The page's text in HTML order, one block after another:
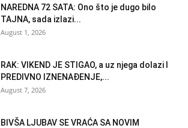
NAREDNA 72 SATA: Ono što je dugo bilo
TAJNA, sada izlazi...
August 1, 2026
RAK: VIKEND JE STIGAO, a uz njega dolazi I
PREDIVNO IZNENAĐENJE,...
August 7, 2026
BIVŠA LJUBAV SE VRAĆA SA NOVIM